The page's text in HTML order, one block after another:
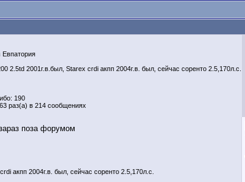
2.5td 2001г.в.был, Stareх crdi акпп 2004г.в. был, сейчас соренто 2.5,170л.с.
190
раз(а) в 214 сообщениях
акпп 2004г.в. был, сейчас соренто 2.5,170л.с.